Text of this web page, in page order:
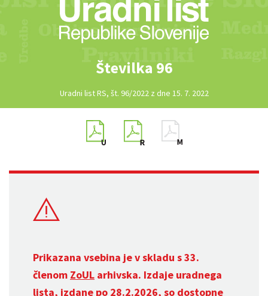
Številka 96
Uradni list RS, št. 96/2022 z dne 15. 7. 2022
Prikazana vsebina je v skladu s 33.
členom ZoUL arhivska. Izdaje uradnega
lista, izdane po 28.2.2026, so dostopne